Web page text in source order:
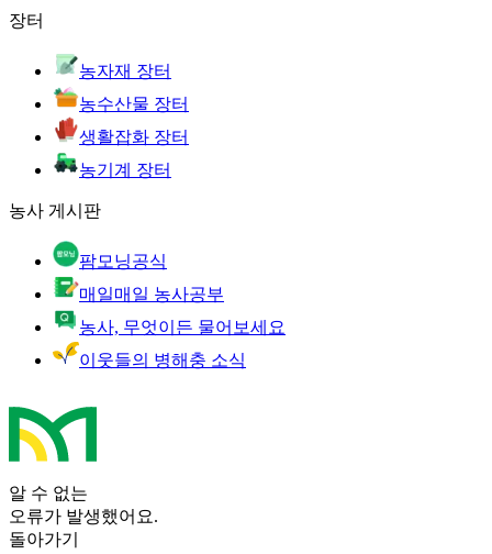
장터
농자재 장터
농수산물 장터
생활잡화 장터
농기계 장터
농사 게시판
팜모닝공식
매일매일 농사공부
농사, 무엇이든 물어보세요
이웃들의 병해충 소식
알 수 없는
오류가 발생했어요.
돌아가기